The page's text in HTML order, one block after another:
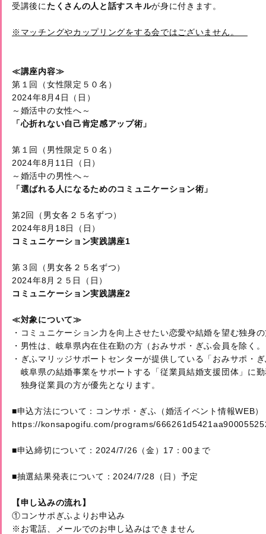
受講後にたくさんの人と話すスキルが身に付きます。
※ マッチングやカップリングをする会ではございません。
≪
第１回（女性限定５０名）
2024年8月4日（日）
「心折れない自己肯定感アップ術」
第１回（男性限定５０名）
2024年8月11日（日）
「選ばれる人になるためのコミュニケーション術」
第2回（男女各２５名ずつ）
コミュニケーション実践講座1
第３回（男女各２５名ずつ）
コミュニケーション実践講座2
≪対象について≫
・コミュニケーション力を向上させたい恋愛や結婚を望む独身
・男性は、岐阜県内在住在勤の方（おみサポ・ぎふ会員を除く
・ぎふマリッジサポートセンターが提供している「おみサポ・
岐阜県の結婚事業をサポートする「従業員結婚支援団体」に
独身従業員の方が優先となります。
https://konsapogifu.com/programs/
■申込締切について：2024/7/26（金）17：00まで
■抽選結果発表について：2024/7/28（日）予定
【申し込みの流れ】
①コンサポぎふよりお申込み
※お電話、メールでのお申し込みはできません